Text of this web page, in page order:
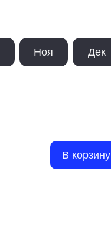
Ноя Дек
В корзину